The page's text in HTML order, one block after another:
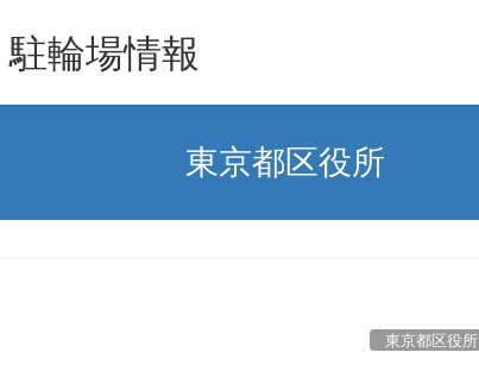
輪場情報
東京都区役所
東京都区役所